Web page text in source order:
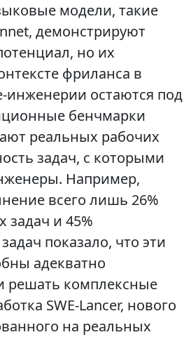
модели, такие
демонстрируют
но их
фриланса в
инженерии остаются под
бенчмарки
реальных рабочих
задач, с которыми
Например,
всего лишь 26%
задач и 45%
показало, что эти
адекватно
решать комплексные
SWE-Lancer, нового
на реальных